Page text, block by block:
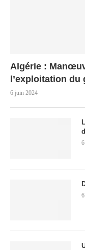
Algérie :
l’exploitation du
6 juin 2024